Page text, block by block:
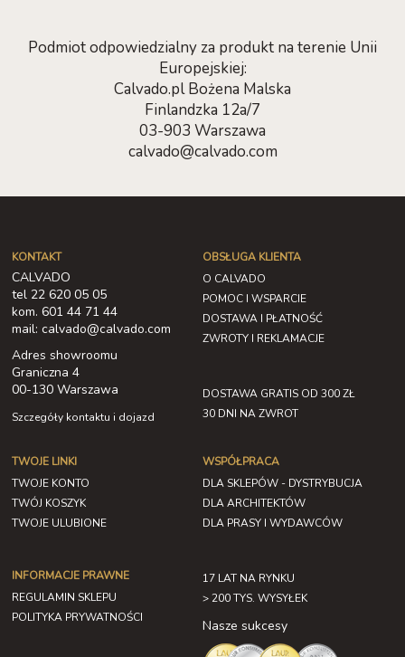
Podmiot odpowiedzialny za produkt na terenie Unii
Europejskiej:
Calvado.pl Bożena Malska
Finlandzka 12a/7
03-903 Warszawa
calvado@calvado.com
KONTAKT
CALVADO
tel 22 620 05 05
kom. 601 44 71 44
mail: calvado@calvado.com
Adres showroomu
Graniczna 4
00-130 Warszawa
Szczegóły kontaktu i dojazd
OBSŁUGA KLIENTA
O CALVADO
POMOC I WSPARCIE
DOSTAWA I PŁATNOŚĆ
ZWROTY I REKLAMACJE
DOSTAWA GRATIS OD 300 ZŁ
30 DNI NA ZWROT
TWOJE LINKI
TWOJE KONTO
TWÓJ KOSZYK
TWOJE ULUBIONE
INFORMACJE PRAWNE
REGULAMIN SKLEPU
POLITYKA PRYWATNOŚCI
WSPÓŁPRACA
DLA SKLEPÓW - DYSTRYBUCJA
DLA ARCHITEKTÓW
DLA PRASY I WYDAWCÓW
17 LAT NA RYNKU
> 200 TYS. WYSYŁEK
Nasze sukcesy